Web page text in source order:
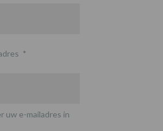
*
uw e-mailadres in